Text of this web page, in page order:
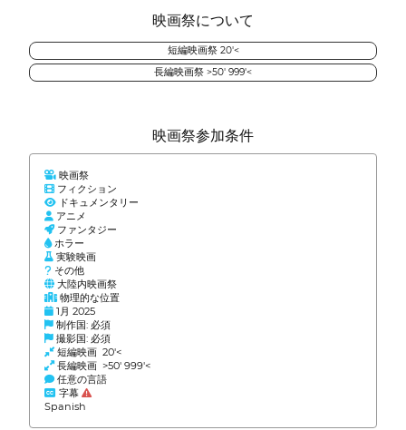
映画祭について
短編映画祭 20'<
長編映画祭 >50' 999'<
映画祭参加条件
映画祭
フィクション
ドキュメンタリー
アニメ
ファンタジー
ホラー
実験映画
その他
大陸内映画祭
物理的な位置
1月 2025
制作国: 必須
撮影国: 必須
短編映画 20'<
長編映画 >50' 999'<
任意の言語
字幕
Spanish